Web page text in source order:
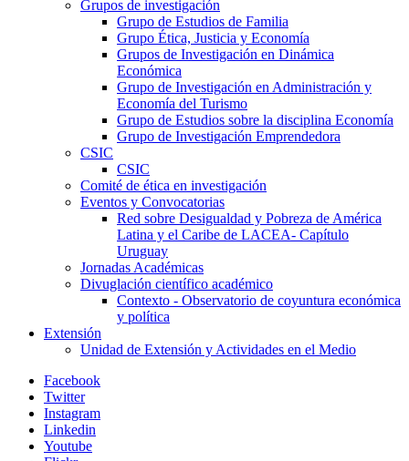
Grupos de investigación
Grupo de Estudios de Familia
Grupo Ética, Justicia y Economía
Grupos de Investigación en Dinámica
Económica
Grupo de Investigación en Administración y
Economía del Turismo
Grupo de Estudios sobre la disciplina Economía
Grupo de Investigación Emprendedora
CSIC
CSIC
Comité de ética en investigación
Eventos y Convocatorias
Red sobre Desigualdad y Pobreza de América
Latina y el Caribe de LACEA- Capítulo
Uruguay
Jornadas Académicas
Divuglación científico académico
Contexto - Observatorio de coyuntura económica
y política
Extensión
Unidad de Extensión y Actividades en el Medio
Facebook
Twitter
Instagram
Linkedin
Youtube